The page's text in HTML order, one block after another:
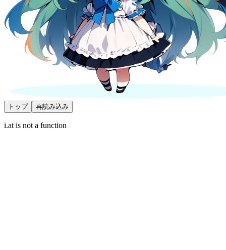
トップ 再読み込み
i.at is not a function